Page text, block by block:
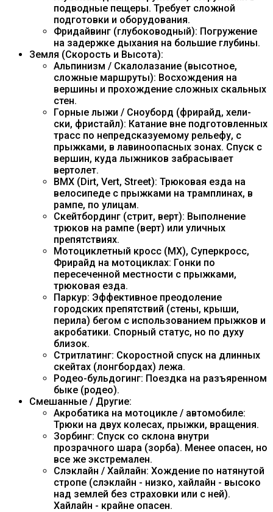
подводные пещеры. Требует сложной
подготовки и оборудования.
Фридайвинг (глубоководный): Погружение
на задержке дыхания на большие глубины.
Земля (Скорость и Высота):
Альпинизм / Скалолазание (высотное,
сложные маршруты): Восхождения на
вершины и прохождение сложных скальных
стен.
Горные лыжи / Сноуборд (фрирайд, хели-
ски, фристайл): Катание вне подготовленных
трасс по непредсказуемому рельефу, с
прыжками, в лавиноопасных зонах. Спуск с
вершин, куда лыжников забрасывает
вертолет.
BMX (Dirt, Vert, Street): Трюковая езда на
велосипеде с прыжками на трамплинах, в
рампе, по улицам.
Скейтбординг (стрит, верт): Выполнение
трюков на рампе (верт) или уличных
препятствиях.
Мотоциклетный кросс (MX), Суперкросс,
Фрирайд на мотоциклах: Гонки по
пересеченной местности с прыжками,
трюковая езда.
Паркур: Эффективное преодоление
городских препятствий (стены, крыши,
перила) бегом с использованием прыжков и
акробатики. Спорный статус, но по духу
близок.
Стритлатинг: Скоростной спуск на длинных
скейтах (лонгбордах) лежа.
Родео-бульдогинг: Поездка на разъяренном
быке (родео).
Смешанные / Другие:
Акробатика на мотоцикле / автомобиле:
Трюки на двух колесах, прыжки, вращения.
Зорбинг: Спуск со склона внутри
прозрачного шара (зорба). Менее опасен, но
все же экстремален.
Слэклайн / Хайлайн: Хождение по натянутой
стропе (слэклайн - низко, хайлайн - высоко
над землей без страховки или с ней).
Хайлайн - крайне опасен.